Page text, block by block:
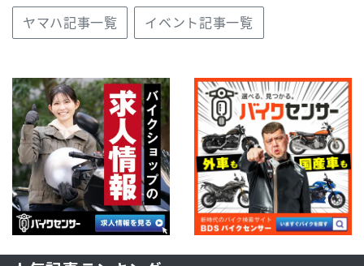
ヤマハ記事一覧 イベント記事一覧